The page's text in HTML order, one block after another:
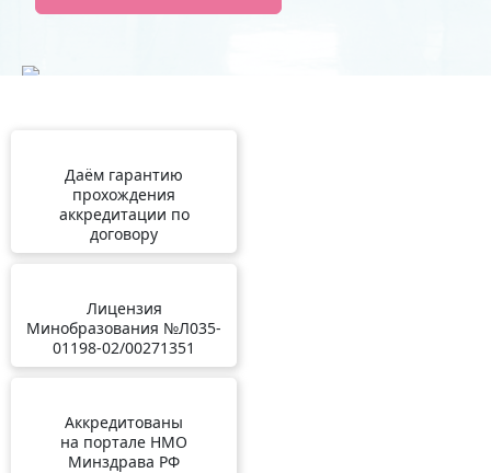
Даём гарантию
прохождения
аккредитации по
договору
Лицензия
Минобразования №Л035-
01198-02/00271351
Аккредитованы
на портале НМО
Минздрава РФ